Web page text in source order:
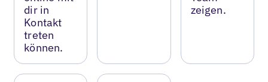
dir in
Kontakt
treten
können.
zeigen.